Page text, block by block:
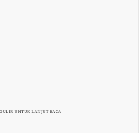
GULIR UNTUK LANJUT BACA